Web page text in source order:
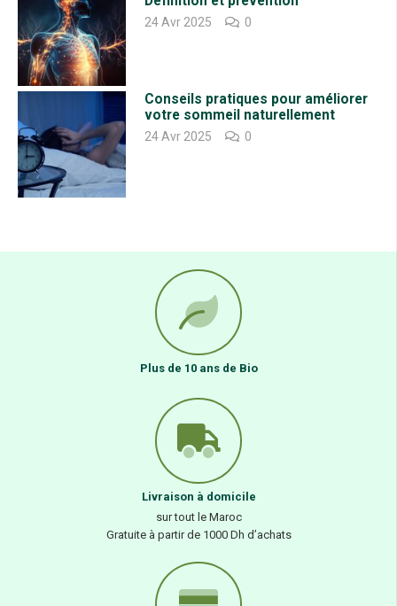
cela ne fait pas partie de votre expérience alimentaire, cela peut être
inconfortable”, dit-elle. “Utilisez une approche progressive où vous en
mettez plus dans les soupes, les sandwichs et les smoothies, par
exemple. Essayez simplement d’en mettre un peu plus chaque
semaine jusqu’à ce que vous soyez au-dessus de la quantité
Ce que cela signifie pour vous
En plus de leurs nombreux avantages pour la santé, les fruits et
légumes peuvent également offrir un certain soulagement au stress,
probablement en raison de la diminution des niveaux d’inflammation.
24 Avr 2025 0
Conseils pratiques pour améliorer
votre sommeil naturellement
24 Avr 2025 0
Plus de 10 ans de Bio
Livraison à domicile
sur tout le Maroc
Gratuite à partir de 1000 Dh d’achats